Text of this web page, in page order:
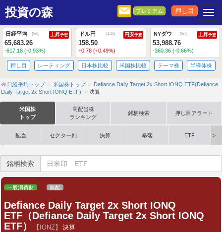
投資の森 プレミアム 押し目
日経平均 (8/6) 上昇予想
65,683.26
-617.18 (-0.93%)
ドル円 (1:15) 円安予想
158.50
+0.78 (+0.49%)
NYダウ (8/7) 上昇予想
53,988.76
-360.36 (-0.66%)
押し目 レーティング 日本株比較 米国株比較 テーマ株 半導体株
日経平均トップ 米国株トップ
Defiance Daily Target 2x Short IONQ ETF(Defiance
Daily Target 2x Short IONQ ETF)
決算
米国株
トップ
高配当株
ランキング
銘柄検索 押し目アラート
配当 セクター別 決算 暴落 ETF
銘柄検索
一般消費財 無配
Defiance Daily Target 2x Short IONQ
ETF（Defiance Daily Target 2x Short IONQ
ETF）
【IONZ】 決算